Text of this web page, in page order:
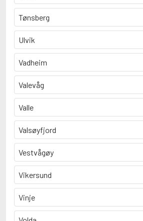
Tønsberg
Ulvik
Vadheim
Valevåg
Valle
Valsøyfjord
Vestvågøy
Vikersund
Vinje